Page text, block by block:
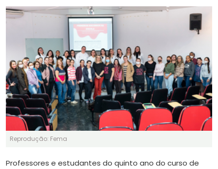
Reprodução: Fema
Professores e estudantes do quinto ano do curso de